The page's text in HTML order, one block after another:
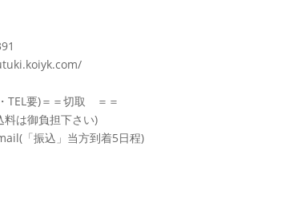
TEL要)＝＝切取 ＝＝
は御負担下さい)
「振込」当方到着5日程)